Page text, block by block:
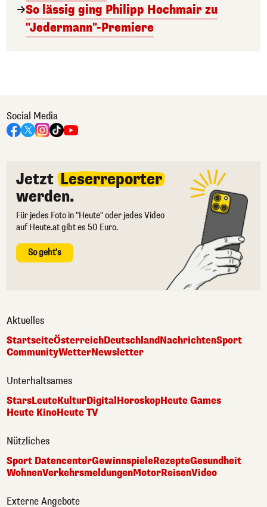
So lässig ging Philipp Hochmair zu
"Jedermann"-Premiere
Social Media
Jetzt Leserreporter
werden.
Für jedes Foto in "Heute" oder jedes Video
auf Heute.at gibt es 50 Euro.
So geht's
Aktuelles
StartseiteÖsterreichDeutschlandNachrichtenSport
CommunityWetterNewsletter
Unterhaltsames
StarsLeuteKulturDigital HoroskopHeute Games
Heute KinoHeute TV
Nützliches
Sport DatencenterGewinnspieleRezepteGesundheit
WohnenVerkehrsmeldungenMotorReisenVideo
Externe Angebote